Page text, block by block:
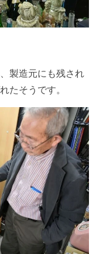
製造元にも残され
たそうです。